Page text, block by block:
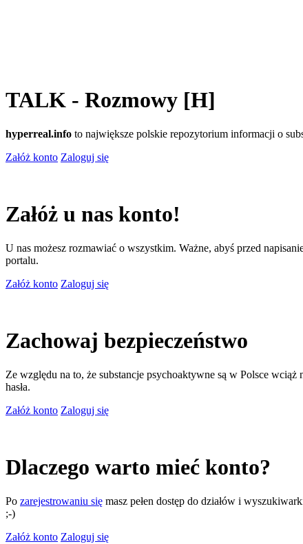
TALK - Rozmowy [H]
hyperreal.info to największe polskie repozytorium informacji o
Załóż konto Zaloguj się
Załóż u nas konto!
U nas możesz rozmawiać o wszystkim. Ważne, abyś przed
portalu.
Załóż konto Zaloguj się
Zachowaj bezpieczeństwo
Ze względu na to, że substancje psychoaktywne są w Polsce wciąż
hasła.
Załóż konto Zaloguj się
Dlaczego warto mieć konto?
Po zarejestrowaniu się masz pełen dostęp do działów i
;-)
Załóż konto Zaloguj się